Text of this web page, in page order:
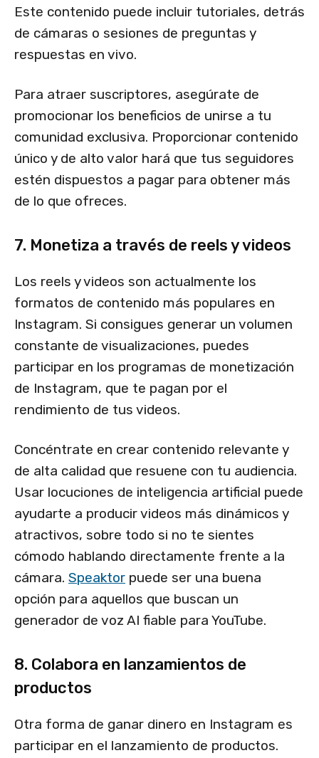
Este contenido puede incluir tutoriales, detrás
de cámaras o sesiones de preguntas y
respuestas en vivo.
Para atraer suscriptores, asegúrate de
promocionar los beneficios de unirse a tu
comunidad exclusiva. Proporcionar contenido
único y de alto valor hará que tus seguidores
estén dispuestos a pagar para obtener más
de lo que ofreces.
7. Monetiza a través de reels y videos
Los reels y videos son actualmente los
formatos de contenido más populares en
Instagram. Si consigues generar un volumen
constante de visualizaciones, puedes
participar en los programas de monetización
de Instagram, que te pagan por el
rendimiento de tus videos.
Concéntrate en crear contenido relevante y
de alta calidad que resuene con tu audiencia.
Usar locuciones de inteligencia artificial puede
ayudarte a producir videos más dinámicos y
atractivos, sobre todo si no te sientes
cómodo hablando directamente frente a la
cámara. Speaktor puede ser una buena
opción para aquellos que buscan un
generador de voz AI fiable para YouTube.
8. Colabora en lanzamientos de
productos
Otra forma de ganar dinero en Instagram es
participar en el lanzamiento de productos.